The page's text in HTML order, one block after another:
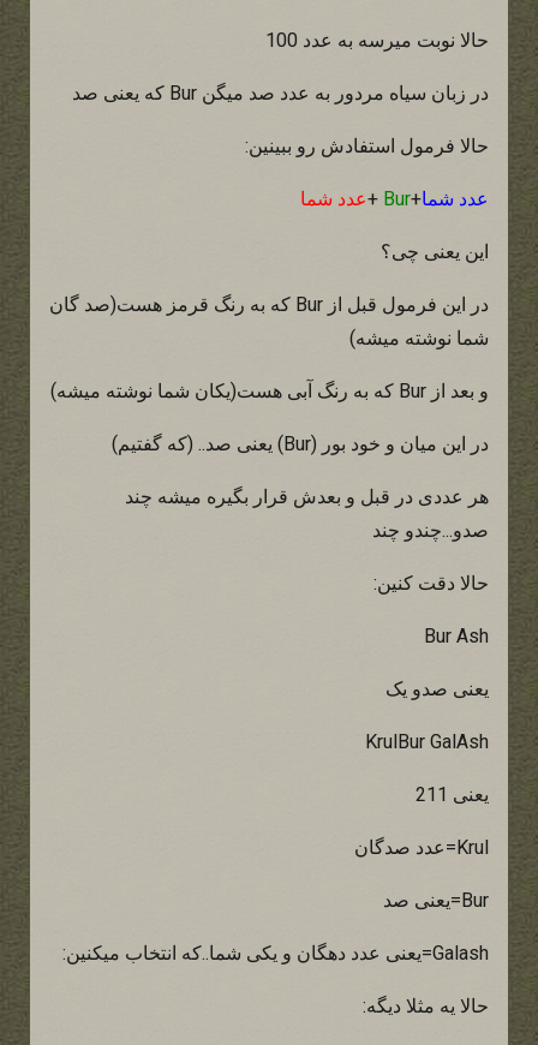
حالا نوبت میرسه به عدد 100
در زبان سیاه مردور به عدد صد میگن Bur که یعنی صد
حالا فرمول استفادش رو ببینین:
عدد شما+
Bur
+عدد شما
این یعنی چی؟
در این فرمول قبل از Bur که به رنگ قرمز هست(صد گان
شما نوشته میشه)
و بعد از Bur که به رنگ آبی هست(یکان شما نوشته میشه)
در این میان و خود بور (Bur) یعنی صد.. (که گفتیم)
هر عددی در قبل و بعدش قرار بگیره میشه چند
صدو...چندو چند
حالا دقت کنین:
Bur Ash
یعنی صدو یک
KrulBur GalAsh
یعنی 211
Krul=عدد صدگان
Bur=یعنی صد
Galash=یعنی عدد دهگان و یکی شما..که انتخاب میکنین:
حالا یه مثلا دیگه: